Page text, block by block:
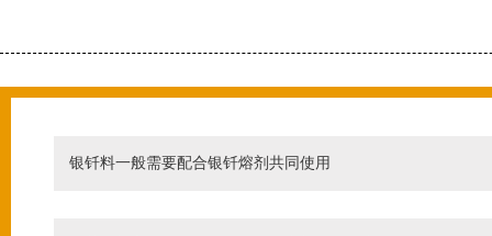
银钎料一般需要配合银钎熔剂共同使用